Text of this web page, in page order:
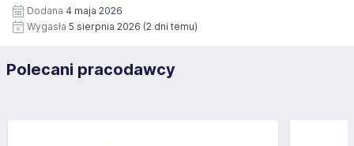
Dodana 4 maja 2026
Wygasła 5 sierpnia 2026 (2 dni temu)
Polecani pracodawcy